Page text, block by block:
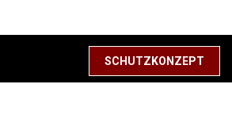
SCHUTZKONZEPT